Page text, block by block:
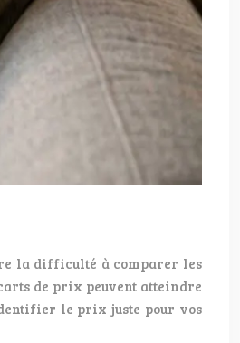
la difficulté à comparer les
de prix peuvent atteindre
le prix juste pour vos